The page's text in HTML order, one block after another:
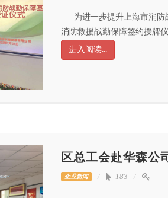
为进一步提升上海市消防
消防救援战勤保障签约授
进入阅读...
区总工会赴华森公
企业新闻 183